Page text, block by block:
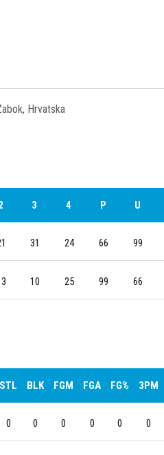
Hrvatska
3 4 P U
31 24 66 99
10 25 99 66
STL BLK FGM FGA FG% 3PM
0 0 0 0 0 0